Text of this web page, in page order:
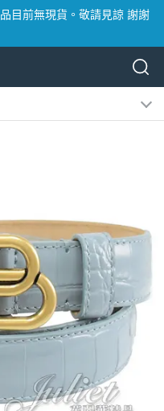
目前無現貨。敬請見諒 謝謝